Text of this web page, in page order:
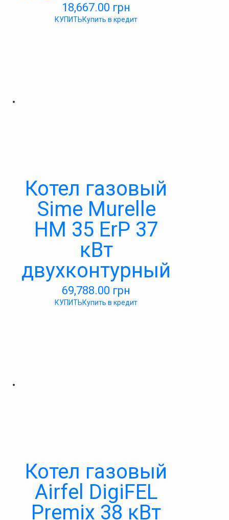
18,667.00 грн
КУПИТЬКупить в кредит
Котел газовый
Sime Murelle
HM 35 ErP 37
кВт
двухконтурный
69,788.00 грн
КУПИТЬКупить в кредит
Котел газовый
Airfel DigiFEL
Premix 38 кВт